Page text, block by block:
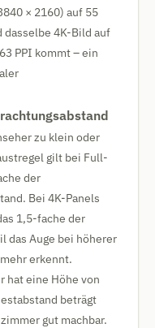
× 2160) auf 55
dasselbe 4K-Bild auf
PPI kommt – ein
zu klein oder
gilt bei Full-
der
Bei 4K-Panels
1,5-fache der
das Auge bei höherer
erkennt.
hat eine Höhe von
beträgt
gut machbar.